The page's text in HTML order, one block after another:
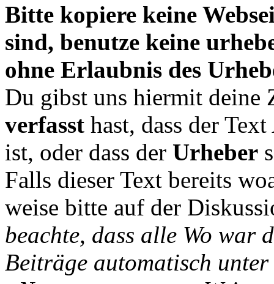
Bitte kopiere keine
sind, benutze keine
ohne Erlaubnis des
Du gibst uns hiermit deine
verfasst hast, dass der
ist, oder dass der Urheber
Falls dieser Text bereits
weise bitte auf der
beachte, dass alle Wo war
Beiträge automatisch